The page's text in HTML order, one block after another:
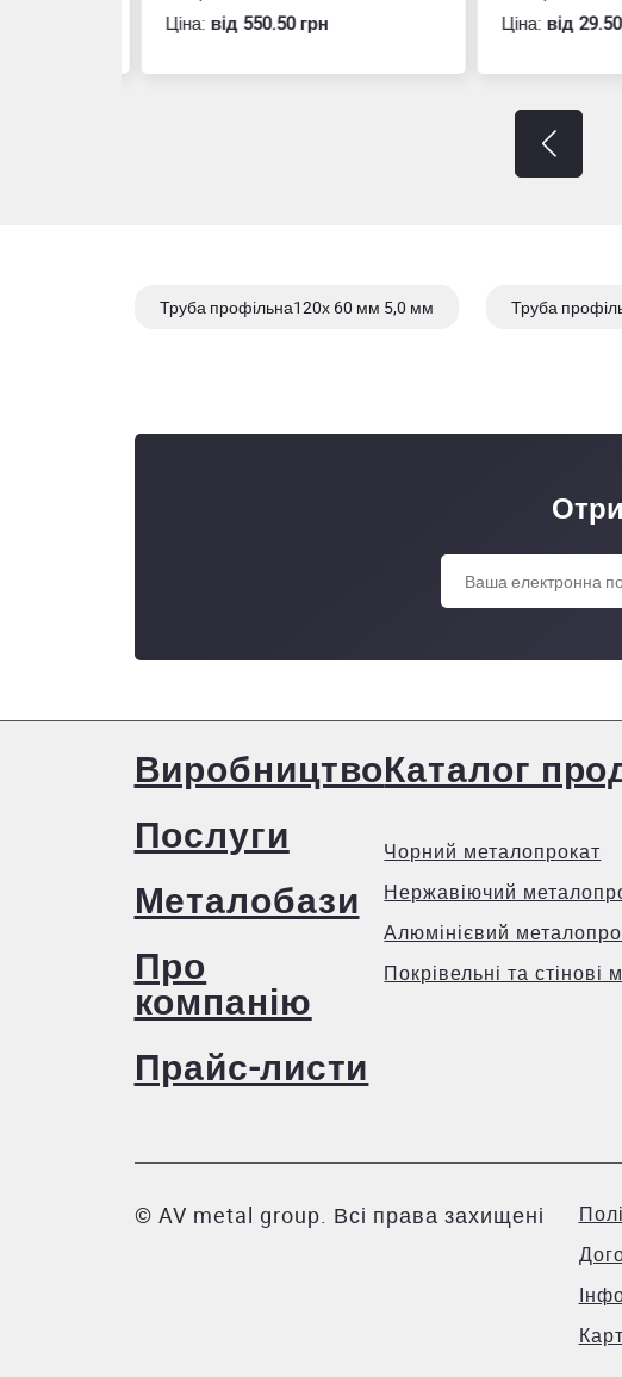
Ціна:вiд 550.50 грн Ціна:вiд 29.50
Труба профільна120х 60 мм 5,0 мм Труба
Виробництво
Послуги
Металобази
Про
компанію
Прайс-листи
Каталог
Чорний металопрокат
Нержавіючий
Алюмінієвий
Покрівельні та стінові
© AV metal group. Всі права захищені